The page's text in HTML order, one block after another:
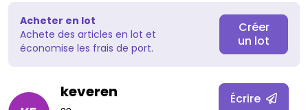
Acheter en lot
Achete des articles en lot et
économise les frais de port.
Créer
un lot
keveren Écrire